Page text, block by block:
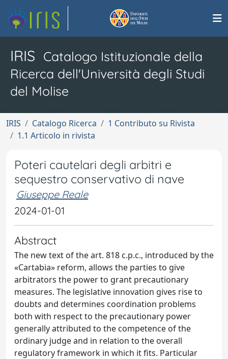
IRIS Catalogo Istituzionale della
Ricerca dell'Università degli Studi
del Molise
IRIS Catalogo Ricerca
1 Contributo su Rivista
1.1 Articolo in rivista
Poteri cautelari degli arbitri e
sequestro conservativo di nave
Giuseppe Reale
2024-01-01
Abstract
The new text of the art. 818 c.p.c., introduced by the
«Cartabia» reform, allows the parties to give
arbitrators the power to grant precautionary
measures. The legislative innovation gives rise to
doubts and determines coordination problems
both with respect to the precautionary power
generally attributed to the competence of the
ordinary judge and in relation to the overall
regulatory framework in which it fits. Particular